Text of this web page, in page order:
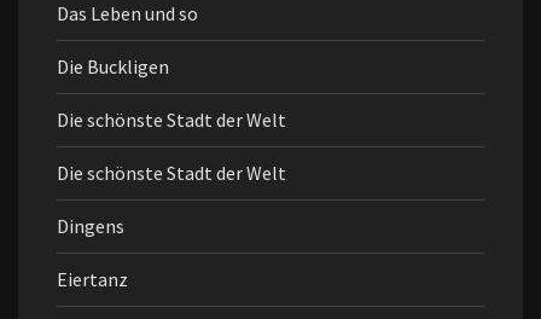
Das Leben und so
Die Buckligen
Die schönste Stadt der Welt
Die schönste Stadt der Welt
Dingens
Eiertanz